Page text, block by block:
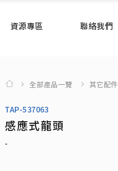
資源專區 聯絡我們
全部產品一覽 其它配件
TAP-537063
感應式龍頭
-